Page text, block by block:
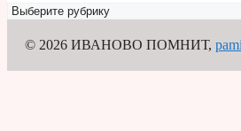
Рубрикатор
© 2026 ИВАНОВО ПОМНИТ,